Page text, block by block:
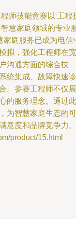
师技能竞赛以‘工程
慧家庭领域的专业
家庭服务已成为电信
拟，强化工程师在宽
沟通方面的综合技
统集成、故障快速诊
。参赛工程师不仅展
的服务理念。通过此
为智慧家庭生态的可
意度和品牌竞争力。
product/15.html